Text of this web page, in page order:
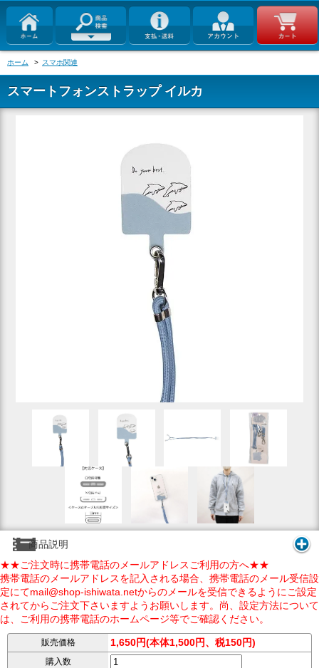
ホーム > スマホ関連
スマートフォンストラップ イルカ
商品説明
★★ご注文時に携帯電話のメールアドレスご利用の方へ★★
携帯電話のメールアドレスを記入される場合、携帯電話のメール受信設
定にてmail@shop-ishiwata.netからのメールを受信できるようにご設定
されてからご注文下さいますようお願いします。尚、設定方法について
は、ご利用の携帯電話のホームページ等でご確認ください。
販売価格 1,650円(本体1,500円、税150円)
購入数